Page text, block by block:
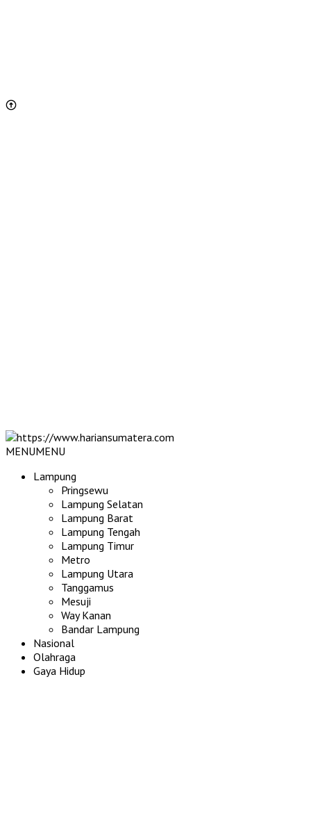
MENUMENU
Lampung
Pringsewu
Lampung Selatan
Lampung Barat
Lampung Tengah
Lampung Timur
Metro
Lampung Utara
Tanggamus
Mesuji
Way Kanan
Bandar Lampung
Nasional
Olahraga
Gaya Hidup